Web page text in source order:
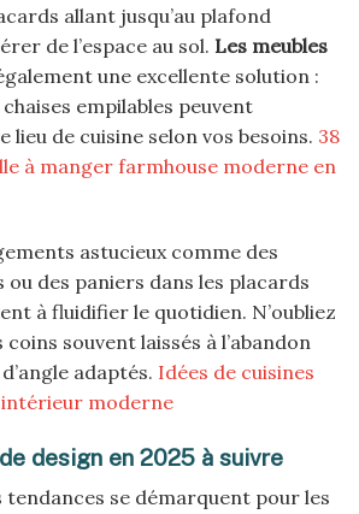
allant jusqu’au plafond
de l’espace au sol. Les meubles
une excellente solution :
empilables peuvent
de cuisine selon vos besoins. 38
à manger farmhouse moderne en
astucieux comme des
des paniers dans les placards
à fluidifier le quotidien. N’oubliez
coins souvent laissés à l’abandon
adaptés. Idées de cuisines
moderne
design en 2025 à suivre
tendances se démarquent pour les